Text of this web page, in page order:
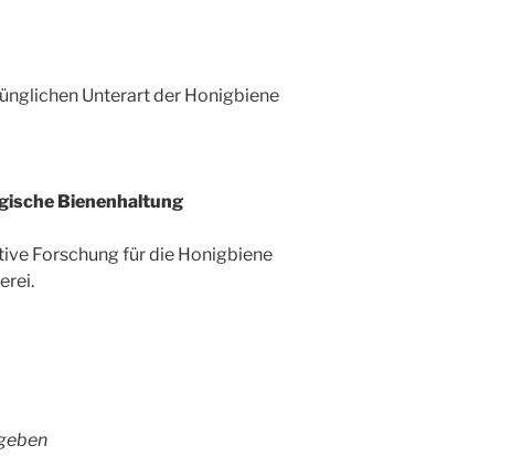
Unterart der Honigbiene
Bienenhaltung
Forschung für die Honigbiene